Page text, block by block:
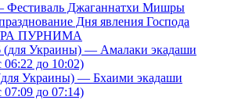
Фестиваль Джаганнатхи Мишры
Дня явления Господа
ПУРНИМА
(для Украины) — Амалаки экадаши
06:22 до 10:02)
Украины) — Бхаими экадаши
07:09 до 07:14)